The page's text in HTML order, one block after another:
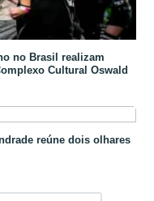
no Brasil realizam
Cultural Oswald
reúne dois olhares